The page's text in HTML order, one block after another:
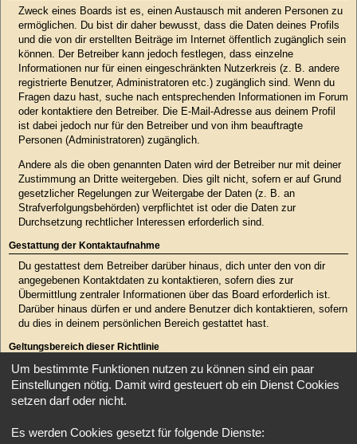
Zweck eines Boards ist es, einen Austausch mit anderen Personen zu
ermöglichen. Du bist dir daher bewusst, dass die Daten deines Profils
und die von dir erstellten Beiträge im Internet öffentlich zugänglich sein
können. Der Betreiber kann jedoch festlegen, dass einzelne
Informationen nur für einen eingeschränkten Nutzerkreis (z. B. andere
registrierte Benutzer, Administratoren etc.) zugänglich sind. Wenn du
Fragen dazu hast, suche nach entsprechenden Informationen im Forum
oder kontaktiere den Betreiber. Die E-Mail-Adresse aus deinem Profil
ist dabei jedoch nur für den Betreiber und von ihm beauftragte
Personen (Administratoren) zugänglich.
Andere als die oben genannten Daten wird der Betreiber nur mit deiner
Zustimmung an Dritte weitergeben. Dies gilt nicht, sofern er auf Grund
gesetzlicher Regelungen zur Weitergabe der Daten (z. B. an
Strafverfolgungsbehörden) verpflichtet ist oder die Daten zur
Durchsetzung rechtlicher Interessen erforderlich sind.
Gestattung der Kontaktaufnahme
Du gestattest dem Betreiber darüber hinaus, dich unter den von dir
angegebenen Kontaktdaten zu kontaktieren, sofern dies zur
Übermittlung zentraler Informationen über das Board erforderlich ist.
Darüber hinaus dürfen er und andere Benutzer dich kontaktieren, sofern
du dies in deinem persönlichen Bereich gestattet hast.
Geltungsbereich dieser Richtlinie
Diese Richtlinie umfasst nur den Bereich der Seiten, die die phpBB-
Software umfassen. Sofern der Betreiber in anderen Bereichen seiner
Software weitere personenbezogene Daten verarbeitet, wird er dich
Auskunftsrecht
Um bestimmte Funktionen nutzen zu können sind ein paar
Einstellungen nötig. Damit wird gesteuert ob ein Dienst Cookies
setzen darf oder nicht.
Es werden Cookies gesetzt für folgende Dienste: